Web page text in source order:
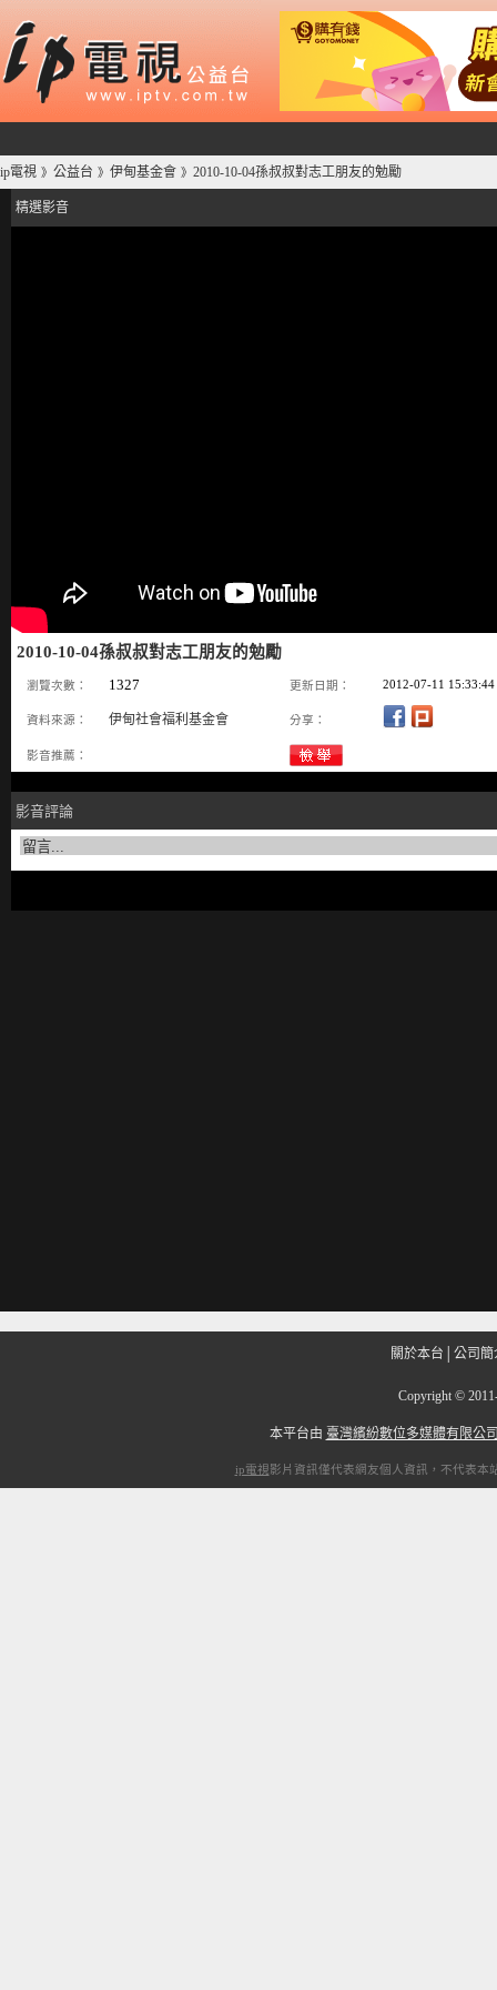
ip電視 》 公益台 》 伊甸基金會 》 2010-10-04孫叔叔對志工朋友的勉勵
精選影音
2010-10-04孫叔叔對志工朋友的勉勵
瀏覽次數： 1327 更新日期： 2012-07-11 15:33:44
資料來源： 伊甸社會福利基金會 分享：
影音推薦：
影音評論
關於本台 公司簡
Copyright ©
本平台由 臺灣繽紛數位多媒體有限公
ip電視影片資訊僅代表網友個人資訊，不代表本